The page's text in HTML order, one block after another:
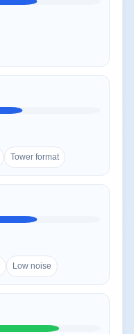
Tower format
Low noise